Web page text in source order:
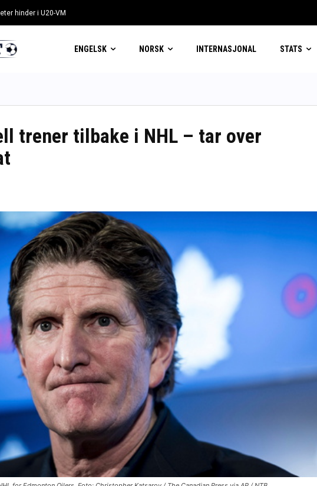
hinder i U20-VM
assist i Benfica-seier
ENGELSK NORSK INTERNASJONAL STATS
trener tilbake i NHL – tar over